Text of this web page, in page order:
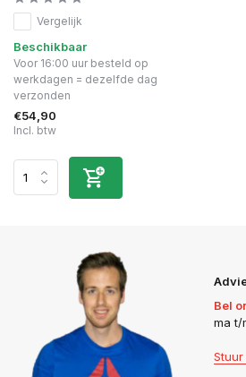
Vergelijk
Beschikbaar
Voor 16:00 uur besteld op
werkdagen = dezelfde dag
verzonden
€54,90
Incl. btw
Bel
ma t/